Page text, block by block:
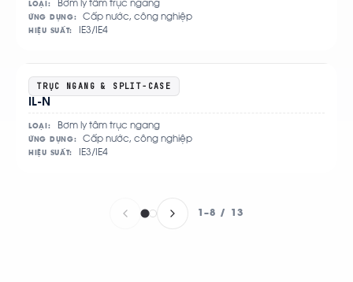
LOẠI: Bơm ly tâm trục ngang
ỨNG DỤNG: Cấp nước, công nghiệp
HIỆU SUẤT: IE3/IE4
TRỤC NGANG & SPLIT-CASE
IL-N
LOẠI: Bơm ly tâm trục ngang
ỨNG DỤNG: Cấp nước, công nghiệp
HIỆU SUẤT: IE3/IE4
Xem
chi
tiết
1–8 / 13